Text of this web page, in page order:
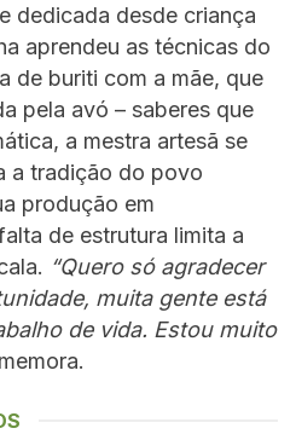
dedicada desde criança
aprendeu as técnicas do
de buriti com a mãe, que
pela avó – saberes que
a mestra artesã se
a tradição do povo
produção em
de estrutura limita a
“Quero só agradecer
muita gente está
de vida. Estou muito